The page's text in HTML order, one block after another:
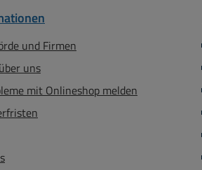
und Firmen
uns
mit Onlineshop melden